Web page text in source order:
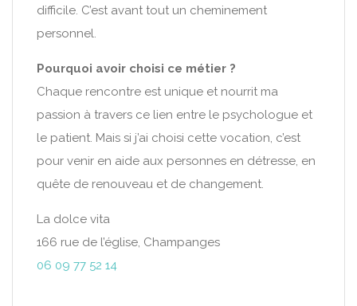
difficile. C’est avant tout un cheminement
personnel.
Pourquoi avoir choisi ce métier ?
Chaque rencontre est unique et nourrit ma
passion à travers ce lien entre le psychologue et
le patient. Mais si j’ai choisi cette vocation, c’est
pour venir en aide aux personnes en détresse, en
quête de renouveau et de changement.
La dolce vita
166 rue de l’église, Champanges
06 09 77 52 14